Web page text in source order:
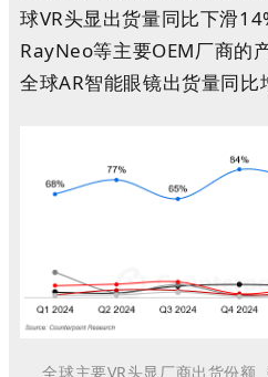
球VR头显出货量同比下滑
RayNeo等主要OEM厂商的
全球AR智能眼镜出货量同比
全球主要VR头显厂商出货份额